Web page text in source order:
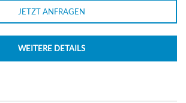
JETZT ANFRAGEN
WEITERE DETAILS